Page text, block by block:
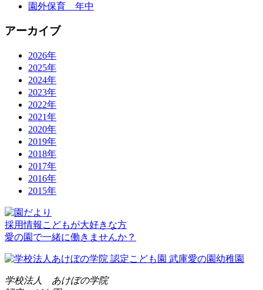
園外保育 年中
アーカイブ
2026年
2025年
2024年
2023年
2022年
2021年
2020年
2019年
2018年
2017年
2016年
2015年
採用情報 こどもが大好きな方
愛の園で一緒に働きませんか？
学校法人 あけぼの学院